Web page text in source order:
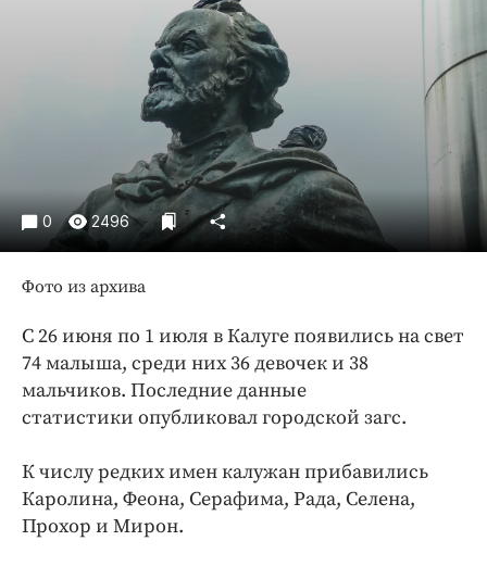
Образование
Общество
Праздники
Происшествия
Спорт
Экономика и бизнес
ПРОЕКТЫ
Блоги
Издания
Медиаперсона
Интересное чтиво
Клиника года
Работодатель года
0 2496
Фото из архива
С 26 июня по 1 июля в Калуге появились на свет
74 малыша, среди них 36 девочек и 38
мальчиков. Последние данные
статистики опубликовал городской загс.
К числу редких имен калужан прибавились
Каролина, Феона, Серафима, Рада, Селена,
Прохор и Мирон.